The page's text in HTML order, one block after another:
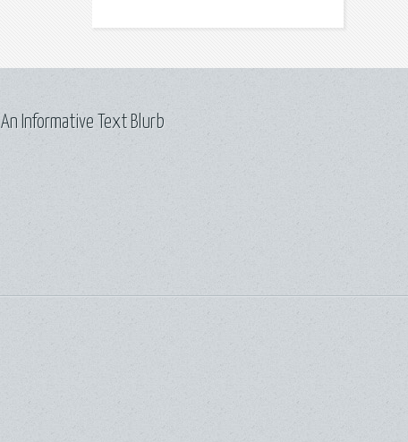
An Informative Text Blurb